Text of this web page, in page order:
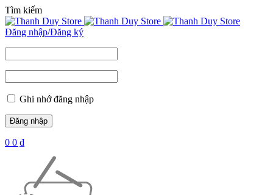
Tìm kiếm
Đăng nhập/Đăng ký
Ghi nhớ đăng nhập
0 0 ₫